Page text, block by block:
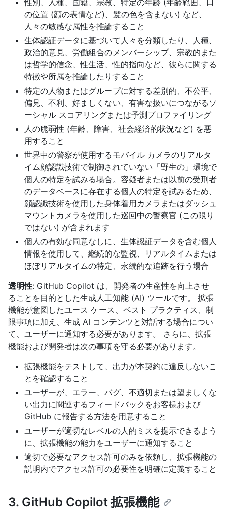
性別、人種、国籍、宗教、特定の年齢 (年齢範囲、口
の位置 (顔の表情など)、髪の色を含まない) など、
人々の敏感な属性を推論すること
生体認証データに基づいて人々を分類したり、人種、
政治的意見、労働組合のメンバーシップ、宗教的また
は哲学的信念、性生活、性的指向など、彼らに関する
特徴や所属を推論したりすること
特定の人物またはグループに対する差別的、不公平、
偏見、不利、好ましくない、有害な扱いにつながるソ
ーシャル スコアリングまたは予測プロファイリング
人の脆弱性 (年齢、障害、社会経済的状況など) を悪
用すること
世界中の警察が使用するモバイル カメラのリアルタ
イム顔認識技術で制御されていない「野生の」環境で
個人の特定を試みる場合。容疑者または以前の受刑者
のデータベースに存在する個人の特定を試みるため、
顔認識技術を使用した身体着用カメラまたはダッシュ
マウントカメラを使用した巡回中の警察官 (この限り
ではない) が含まれます
個人の有効な同意なしに、生体認証データを含む個人
情報を使用して、継続的な監視、リアルタイムまたは
ほぼリアルタイムの特定、永続的な追跡を行う場合
透明性: GitHub Copilot は、開発者の生産性を向上させ
ることを目的とした生成人工知能 (AI) ツールです。 拡張
機能が意図したユース ケース、ベスト プラクティス、制
限事項に加え、生成 AI コンテンツと対話する場合につい
て、ユーザーに通知する必要があります。 さらに、拡張
機能および開発者は次の事項を守る必要があります。
拡張機能をテストして、出力が本契約に違反しないこ
とを確認すること
ユーザーが、エラー、バグ、不適切または望ましくな
い出力に関連するフィードバックをお客様および
GitHub に報告する方法を用意すること
ユーザーが適切なレベルの人的ミスを提示できるよう
に、拡張機能の能力をユーザーに通知すること
適切で必要なアクセス許可のみを依頼し、拡張機能の
説明内でアクセス許可の必要性を明確に定義すること
3. GitHub Copilot 拡張機能